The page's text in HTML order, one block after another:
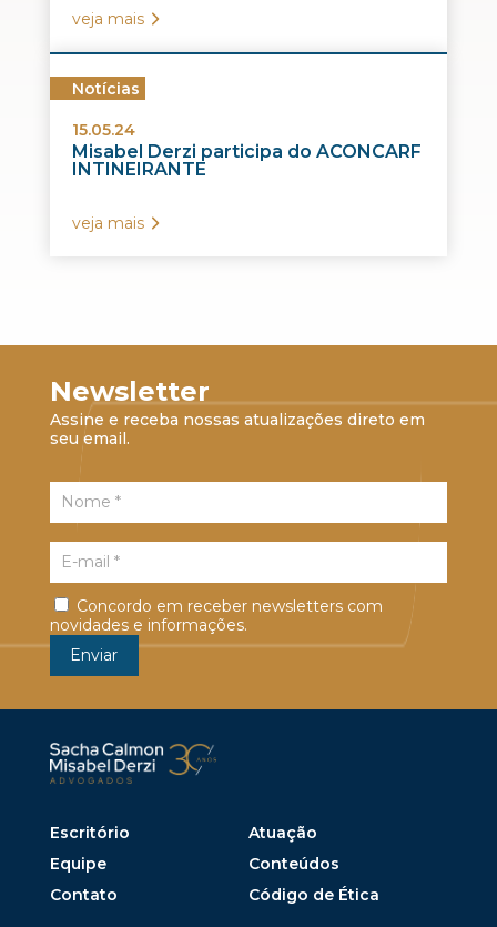
veja mais
Notícias
15.05.24
Misabel Derzi participa do ACONCARF
INTINEIRANTE
veja mais
Newsletter
Assine e receba nossas atualizações direto em
seu email.
Concordo em receber newsletters com
novidades e informações.
Escritório
Atuação
Equipe
Conteúdos
Contato
Código de Ética